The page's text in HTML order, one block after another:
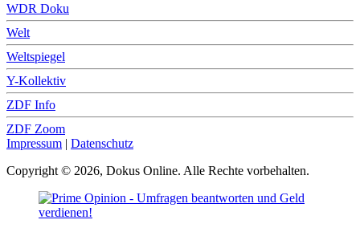
WDR Doku
Welt
Weltspiegel
Y-Kollektiv
ZDF Info
ZDF Zoom
Impressum | Datenschutz
Copyright © 2026, Dokus Online. Alle Rechte vorbehalten.